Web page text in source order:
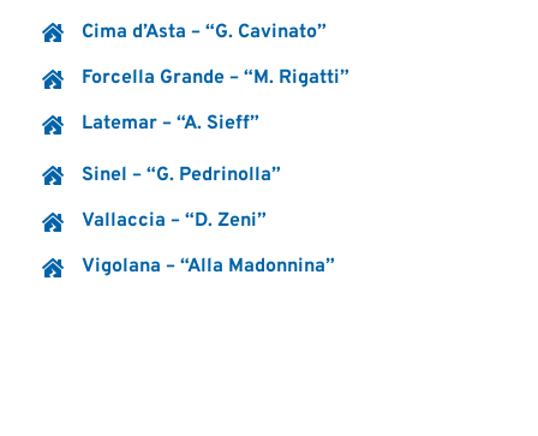
Cima d’Asta – “G. Cavinato”
Forcella Grande – “M. Rigatti”
Latemar – “A. Sieff”
Sinel – “G. Pedrinolla”
Vallaccia – “D. Zeni”
Vigolana – “Alla Madonnina”